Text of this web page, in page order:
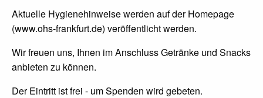
Aktuelle Hygienehinweise werden auf der Homepage
(www.ohs-frankfurt.de) veröffentlicht werden.
Wir freuen uns, Ihnen im Anschluss Getränke und Snacks
anbieten zu können.
Der Eintritt ist frei - um Spenden wird gebeten.